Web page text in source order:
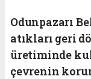
Odunpazarı
atıkları geri
üretiminde
çevrenin